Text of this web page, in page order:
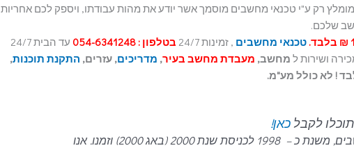
רק ע"י טכנאי מחשבים מוסמך אשר יודע את מהות עבודתו, ויספק לכם אחריות
שלכם.
טכנאי מחשבים , זמינות 24/7 בטלפון : 054-6341248
עד הבית 24/7
ושירות ל מחשב, מעבדת מחשב בעיר, מדריכים, עזרים, התקנת תוכנות,
לקבל כאן!
עם ניסיון של כ- 21 שנים בתחום המחשבים, משנת כ – 1998 לכניסת שנת 2000 (באג 2000) וזמנו. אנו